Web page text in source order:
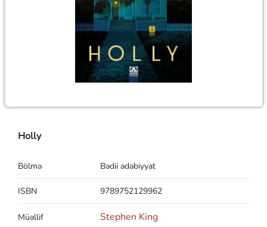
Holly
Bölmə Bədii ədəbiyyat
ISBN 9789752129962
Müəllif Stephen King